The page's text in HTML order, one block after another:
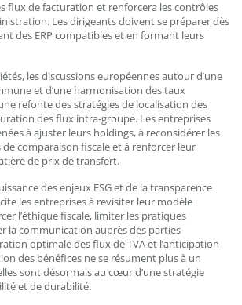
flux de facturation et renforcera les contrôles
Les dirigeants doivent se préparer dès
des ERP compatibles et en formant leurs
les discussions européennes autour d’une
et d’une harmonisation des taux
refonte des stratégies de localisation des
des flux intra-groupe. Les entreprises
à ajuster leurs holdings, à reconsidérer les
comparaison fiscale et à renforcer leur
de prix de transfert.
des enjeux ESG et de la transparence
les entreprises à revisiter leur modèle
l’éthique fiscale, limiter les pratiques
la communication auprès des parties
optimale des flux de TVA et l’anticipation
des bénéfices ne se résument plus à un
sont désormais au cœur d’une stratégie
et de durabilité.